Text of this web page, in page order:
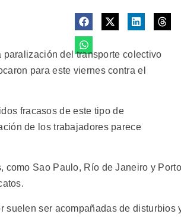
del transporte colectivo
para este viernes contra el
fracasos de este tipo de
de los trabajadores parece
como Sao Paulo, Río de Janeiro y Porto
suelen ser acompañadas de disturbios